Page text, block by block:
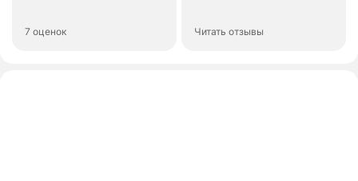
7 оценок Читать отзывы